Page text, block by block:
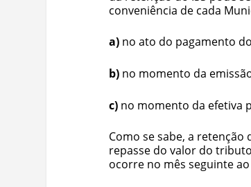
conveniência de cada
a)no ato do pagamento
b)no momento da
c)no momento da efetiva
Como se sabe, a
repasse do valor do
ocorre no mês seguinte